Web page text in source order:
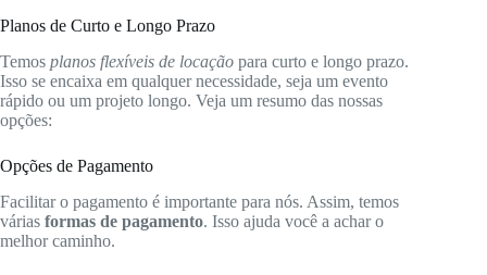
Planos de Curto e Longo Prazo
Temos planos flexíveis de locação para curto e longo prazo.
Isso se encaixa em qualquer necessidade, seja um evento
rápido ou um projeto longo. Veja um resumo das nossas
opções:
Opções de Pagamento
Facilitar o pagamento é importante para nós. Assim, temos
várias formas de pagamento. Isso ajuda você a achar o
melhor caminho.